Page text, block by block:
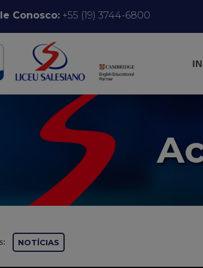
Conosco:+55 (19) 3744-6800
NOTÍCIAS